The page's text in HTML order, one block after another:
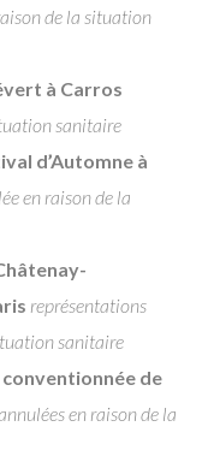
de la situation
à Carros
sanitaire
d’Automne à
en raison de la
représentations
sanitaire
conventionnée de
en raison de la